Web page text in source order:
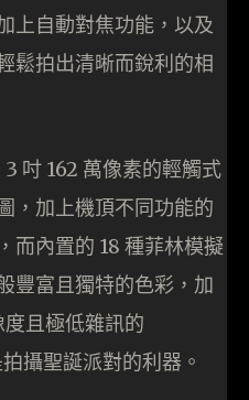
上自動對焦功能，以及
鬆拍出清晰而銳利的相
吋 162 萬像素的輕觸式
，加上機頂不同功能的
而內置的 18 種菲林模擬
豐富且獨特的色彩，加
且極低雜訊的
攝聖誕派對的利器。